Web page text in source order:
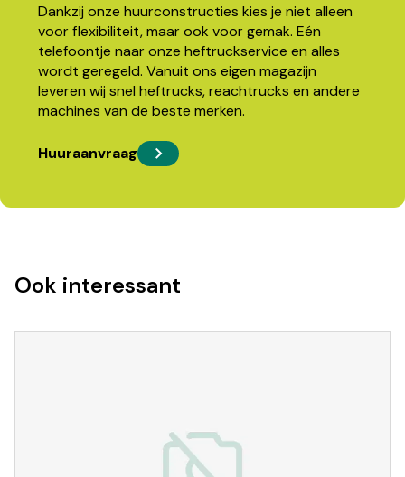
Dankzij onze huurconstructies kies je niet alleen
voor flexibiliteit, maar ook voor gemak. Eén
telefoontje naar onze heftruckservice en alles
wordt geregeld. Vanuit ons eigen magazijn
leveren wij snel heftrucks, reachtrucks en andere
machines van de beste merken.
Huuraanvraag
Ook interessant